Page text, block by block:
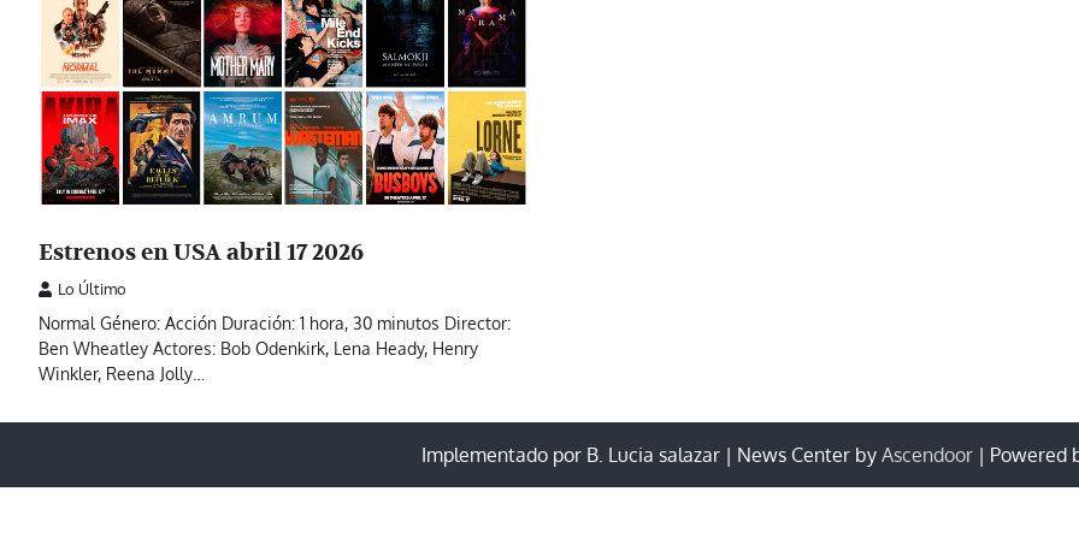
Estrenos en USA abril 17 2026
Lo Último
Normal Género: Acción Duración: 1 hora, 30 minutos Director:
Ben Wheatley Actores: Bob Odenkirk, Lena Heady, Henry
Winkler, Reena Jolly…
Implementado por B. Lucia salazar | News Center by Ascendoor | Powered